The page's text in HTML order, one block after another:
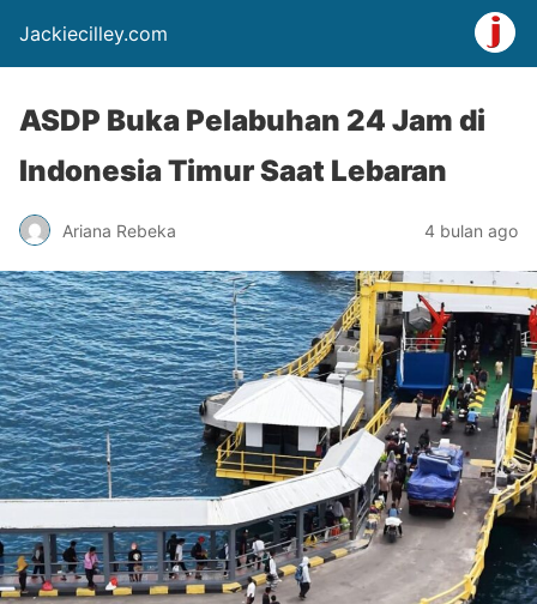
Jackiecilley.com
ASDP Buka Pelabuhan 24 Jam di
Indonesia Timur Saat Lebaran
Ariana Rebeka 4 bulan ago